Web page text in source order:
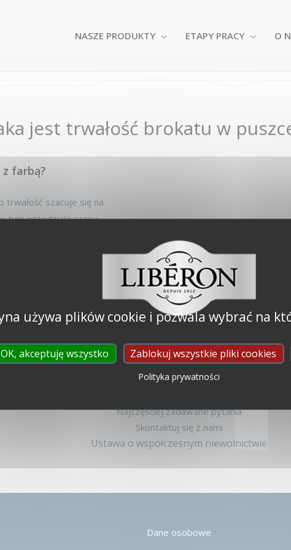
NASZE PRODUKTY ETAPY PRACY O
jest trwałość brokatu w
farbą?
szacuje się na
tym przedziale czasu.
Libéron
Najczęściej zadawane pytania
Skontaktuj się z nami
Ustawa o współczesnym niewolnictwie
Dane osobowe
używa plików cookie i pozwala wybrać na
OK, akceptuję wszystko Zablokuj wszystkie pliki cookies
Polityka prywatności